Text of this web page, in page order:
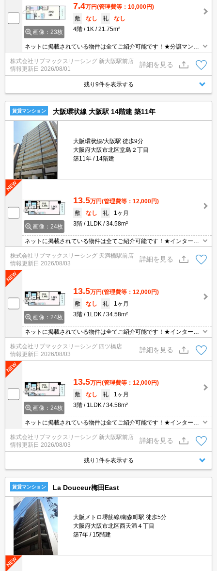
画像：23枚
7.4万円(管理費等：10,000円)
敷
なし 礼
なし
4階
1K 21.75m²
ネットに掲載されている物件は全てご紹介可能です！★分譲マンシ
ョン★初期費用クレジット決済可能★人気のカウンターキッチンタ
イプ★弊社は天満橋駅前店、新大阪駅前店、梅田店、江坂店、四ツ
橋店ご希望の店舗でご対応可能です★女性スタッフ・ベテランスタ
ッフ在籍★内見代行・写真撮影/動画撮影/WEB契約等来店不要でご
株式会社リブマックスリーシング 新大阪駅前店
情報更新日 2026/08/01
詳細を見る
残り9件を表示する
賃貸マンション 大阪環状線 大阪駅 14階建 築11年
大阪環状線/大阪駅 徒歩9分
大阪府大阪市北区堂島２丁目
築11年
14階建
画像：24枚
13.5万円(管理費等：12,000円)
敷
なし 礼
1ヶ月
3階
1LDK 34.58m²
ネットに掲載されている物件は全てご紹介可能です！★インターネ
ット・Wi-Fi無料★初期費用クレジット決済可能★ミストサウナ、浴
室TV、床暖房等、充実の設備です♪設備充実の高級賃貸マンション
です♪
株式会社リブマックスリーシング 天満橋駅前店
情報更新日 2026/08/03
詳細を見る
画像：24枚
13.5万円(管理費等：12,000円)
敷
なし 礼
1ヶ月
3階
1LDK 34.58m²
ネットに掲載されている物件は全てご紹介可能です！★インターネ
ット・Wi-Fi無料★初期費用クレジット決済可能★ミストサウナ、浴
室TV、床暖房等、充実の設備です♪設備充実の高級賃貸マンション
です♪
株式会社リブマックスリーシング 四ツ橋店
情報更新日 2026/08/03
詳細を見る
画像：24枚
13.5万円(管理費等：12,000円)
敷
なし 礼
1ヶ月
3階
1LDK 34.58m²
ネットに掲載されている物件は全てご紹介可能です！★インターネ
ット・Wi-Fi無料★初期費用クレジット決済可能★ミストサウナ、浴
室TV、床暖房等、充実の設備です♪設備充実の高級賃貸マンション
です♪
株式会社リブマックスリーシング 新大阪駅前店
情報更新日 2026/08/03
詳細を見る
残り1件を表示する
賃貸マンション La Douceur梅田East
大阪メトロ堺筋線/南森町駅 徒歩5分
大阪府大阪市北区西天満４丁目
築7年
15階建